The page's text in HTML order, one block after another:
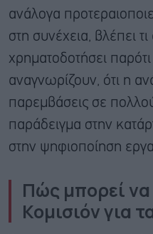
ανάλογα
στη συνέχεια, βλέπει
χρηματοδοτήσει
αναγνωρίζουν, ότι η
παρεμβάσεις σε
παράδειγμα στην
στην ψηφιοποίηση
Πώς μπορεί να
Κομισιόν για